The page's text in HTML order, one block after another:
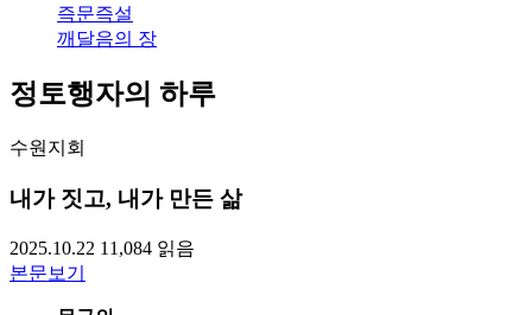
즉문즉설
깨달음의 장
정토행자의 하루
수원지회
내가 짓고, 내가 만든 삶
2025.10.22 11,084 읽음
본문보기